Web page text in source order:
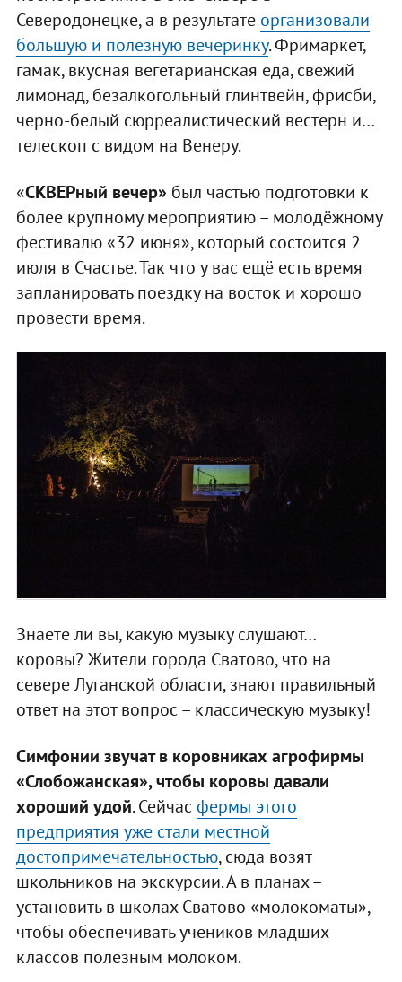
Северодонецке, а в результате организовали
большую и полезную вечеринку. Фримаркет,
гамак, вкусная вегетарианская еда, свежий
лимонад, безалкогольный глинтвейн, фрисби,
черно-белый сюрреалистический вестерн и…
телескоп с видом на Венеру.
«СКВЕРный вечер» был частью подготовки к
более крупному мероприятию – молодёжному
фестивалю «32 июня», который состоится 2
июля в Счастье. Так что у вас ещё есть время
запланировать поездку на восток и хорошо
провести время.
Знаете ли вы, какую музыку слушают…
коровы? Жители города Сватово, что на
севере Луганской области, знают правильный
ответ на этот вопрос – классическую музыку!
Симфонии звучат в коровниках агрофирмы
«Слобожанская», чтобы коровы давали
хороший удой. Сейчасфермы этого
предприятия уже стали местной
достопримечательностью, сюда возят
школьников на экскурсии. А в планах –
установить в школах Сватово «молокоматы»,
чтобы обеспечивать учеников младших
классов полезным молоком.